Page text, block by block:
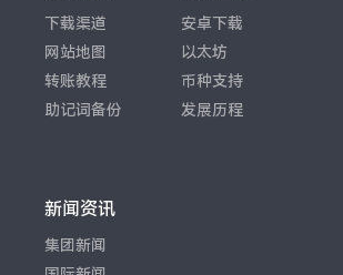
下载渠道
网站地图
转账教程
助记词备份
安卓下载
以太坊
币种支持
发展历程
新闻资讯
集团新闻